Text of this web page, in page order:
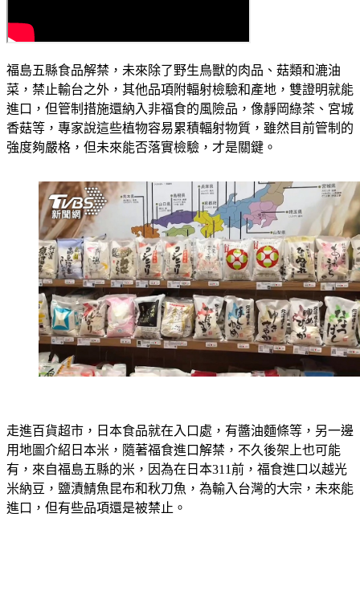
福島五縣食品解禁，未來除了野生鳥獸的肉品、菇類和漉油
菜，禁止輸台之外，其他品項附輻射檢驗和產地，雙證明就能
進口，但管制措施還納入非福食的風險品，像靜岡綠茶、宮城
香菇等，專家說這些植物容易累積輻射物質，雖然目前管制的
強度夠嚴格，但未來能否落實檢驗，才是關鍵。
走進百貨超市，日本食品就在入口處，有醬油麵條等，另一邊
用地圖介紹日本米，隨著福食進口解禁，不久後架上也可能
有，來自福島五縣的米，因為在日本311前，福食進口以越光
米納豆，鹽漬鯖魚昆布和秋刀魚，為輸入台灣的大宗，未來能
進口，但有些品項還是被禁止。